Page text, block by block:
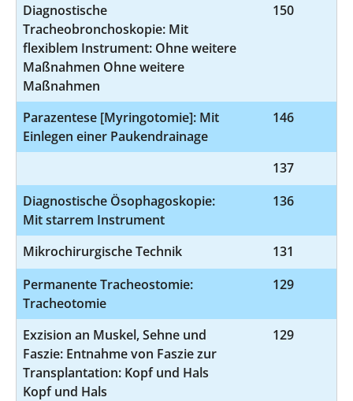
Diagnostische
Tracheobronchoskopie: Mit
flexiblem Instrument: Ohne weitere
Maßnahmen Ohne weitere
Maßnahmen
150
Parazentese [Myringotomie]: Mit
Einlegen einer Paukendrainage
146
137
Diagnostische Ösophagoskopie:
Mit starrem Instrument
136
Mikrochirurgische Technik 131
Permanente Tracheostomie:
Tracheotomie
129
Exzision an Muskel, Sehne und
Faszie: Entnahme von Faszie zur
Transplantation: Kopf und Hals
Kopf und Hals
129